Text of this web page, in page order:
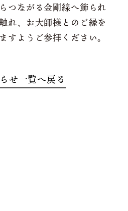
つながる金剛線へ飾られ
れ、お大師様とのご縁を
すようご参拝ください。
せ一覧へ戻る